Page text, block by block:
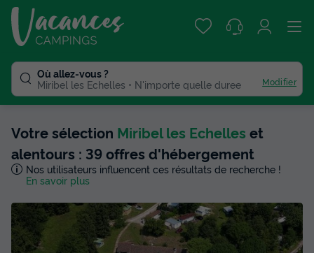
Où allez-vous ?
Miribel les Echelles
N'importe quelle duree Modifier
Votre sélection Miribel les Echelles et
alentours : 39 offres d'hébergement
Nos utilisateurs influencent ces résultats de recherche !
En savoir plus